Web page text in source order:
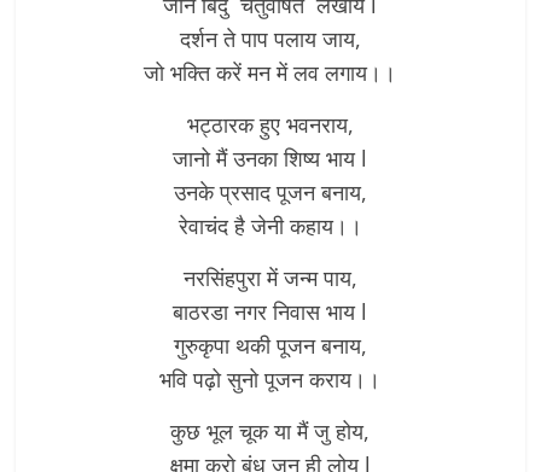
दर्शन ते पाप पलाय जाय,
जो भक्ति करें मन में लव लगाय।।
भट्ठारक हुए भवनराय,
जानो मैं उनका शिष्य भाय l
उनके प्रसाद पूजन बनाय,
रेवाचंद है जेनी कहाय।।
नरसिंहपुरा में जन्म पाय,
बाठरडा नगर निवास भाय l
गुरुकृपा थकी पूजन बनाय,
भवि पढ़ो सुनो पूजन कराय।।
कुछ भूल चूक या मैं जु होय,
क्षमा करो बंधु जन ही लोय l